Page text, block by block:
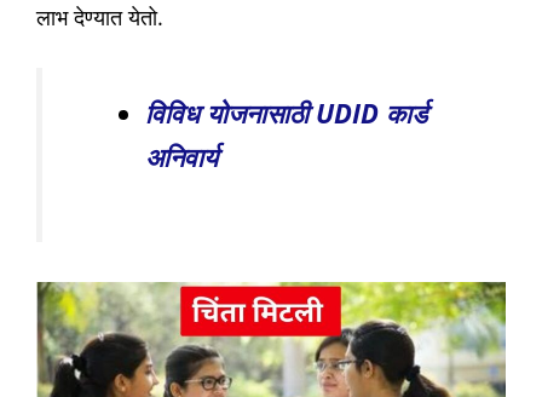
लाभ देण्यात येतो.
विविध योजनासाठी UDID कार्ड
अनिवार्य